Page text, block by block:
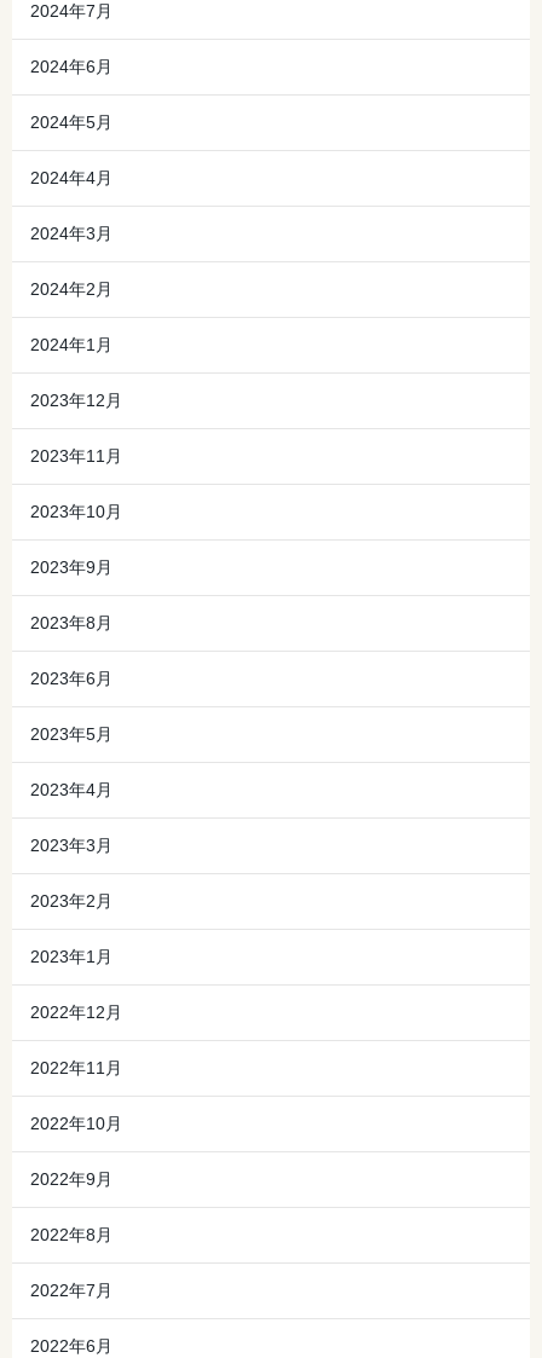
2024年7月
2024年6月
2024年5月
2024年4月
2024年3月
2024年2月
2024年1月
2023年12月
2023年11月
2023年10月
2023年9月
2023年8月
2023年6月
2023年5月
2023年4月
2023年3月
2023年2月
2023年1月
2022年12月
2022年11月
2022年10月
2022年9月
2022年8月
2022年7月
2022年6月